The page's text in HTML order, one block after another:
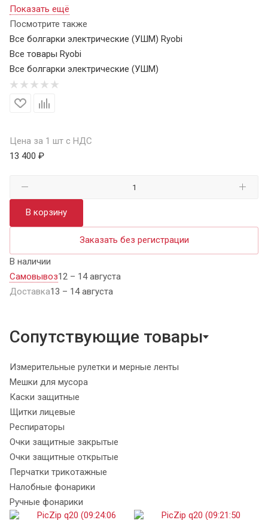
Показать ещё
Посмотрите также
Все болгарки электрические (УШМ) Ryobi
Все товары Ryobi
Все болгарки электрические (УШМ)
Цена за 1 шт с НДС
13 400 ₽
В корзину
Заказать без регистрации
В наличии
Самовывоз12 – 14 августа
Доставка13 – 14 августа
Сопутствующие товары
Измерительные рулетки и мерные ленты
Мешки для мусора
Каски защитные
Щитки лицевые
Респираторы
Очки защитные закрытые
Очки защитные открытые
Перчатки трикотажные
Налобные фонарики
Ручные фонарики